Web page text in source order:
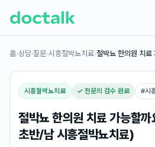
홈›상담·질문›시흥절박뇨치료›절박뇨 한의원 치
시흥절박뇨치료 ✓ 전문의 검수 완료 #시
절박뇨 한의원 치료 가능할
초반/남 시흥절박뇨치료)